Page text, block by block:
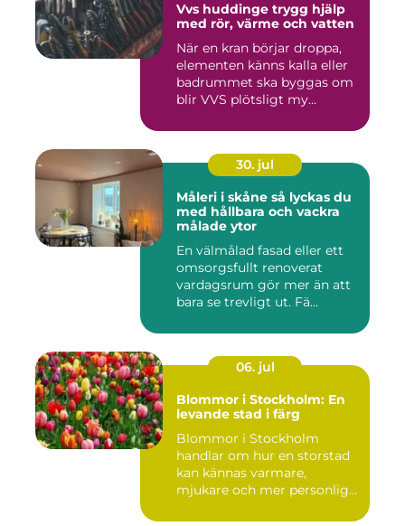
Vvs huddinge trygg hjälp
med rör, värme och vatten
När en kran börjar droppa,
elementen känns kalla eller
badrummet ska byggas om
blir VVS plötsligt my...
30. jul
Måleri i skåne så lyckas du
med hållbara och vackra
målade ytor
En välmålad fasad eller ett
omsorgsfullt renoverat
vardagsrum gör mer än att
bara se trevligt ut. Fä...
06. jul
Blommor i Stockholm: En
levande stad i färg
Blommor i Stockholm
handlar om hur en storstad
kan kännas varmare,
mjukare och mer personlig